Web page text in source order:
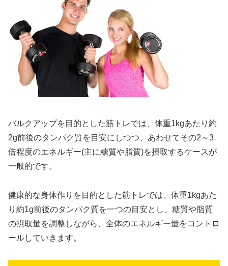
バルクアップを目的とした筋トレでは、体重1kgあたり約
2g前後のタンパク質を目安にしつつ、あわせてその2～3
倍程度のエネルギー(主に糖質や脂質)を摂取するケースが
一般的です。
健康的な身体作りを目的とした筋トレでは、体重1kgあた
り約1g前後のタンパク質を一つの目安とし、糖質や脂質
の摂取量を調整しながら、全体のエネルギー量をコントロ
ールしていきます。